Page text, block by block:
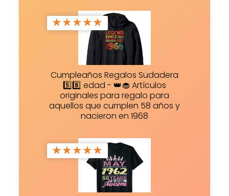
★★★★★
Cumpleaños Regalos Sudadera
5️⃣8️⃣ edad - 👑🧁 Artículos
originales para regalo para
aquellos que cumplen 58 años y
nacieron en 1968
★★★★★